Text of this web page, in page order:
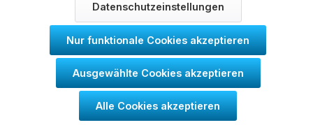
Datenschutzeinstellungen
Nur funktionale Cookies akzeptieren
Ausgewählte Cookies akzeptieren
Alle Cookies akzeptieren
Durch IT-Recht Kanzlei
Kundenmeinung:
SEHR GUT